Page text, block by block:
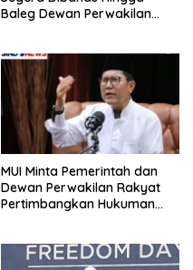
Baleg Dewan Perwakilan
MUI Minta Pemerintah dan
Dewan Perwakilan Rakyat
Pertimbangkan Hukuman